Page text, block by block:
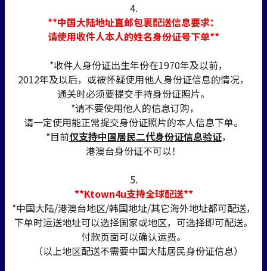
4.
**中国大陆地址直邮包裹配送信息要求：
请使用收件人本人的姓名身份证号下单**
*收件人身份证出生年份在1970年及以前，
2012年及以后，或被怀疑使用他人身份证信息的情况，
通关时必须要提交手持身份证照片。
*请不要使用他人的信息订购，
请一定使用能正常提交身份证照片的本人信息下单。
*目前仅支持中国居民二代身份证信息验证，
港澳台身份证不可以！
5.
**Ktown4u支持全球配送**
*中国大陆/港澳台地区/韩国地址/其它海外地址都可配送，
下单时运送地址可以选择国家或地区，可选择即可配送。
付款页面可以确认运费。
（以上地区配送不需要中国大陆居民身份证信息）